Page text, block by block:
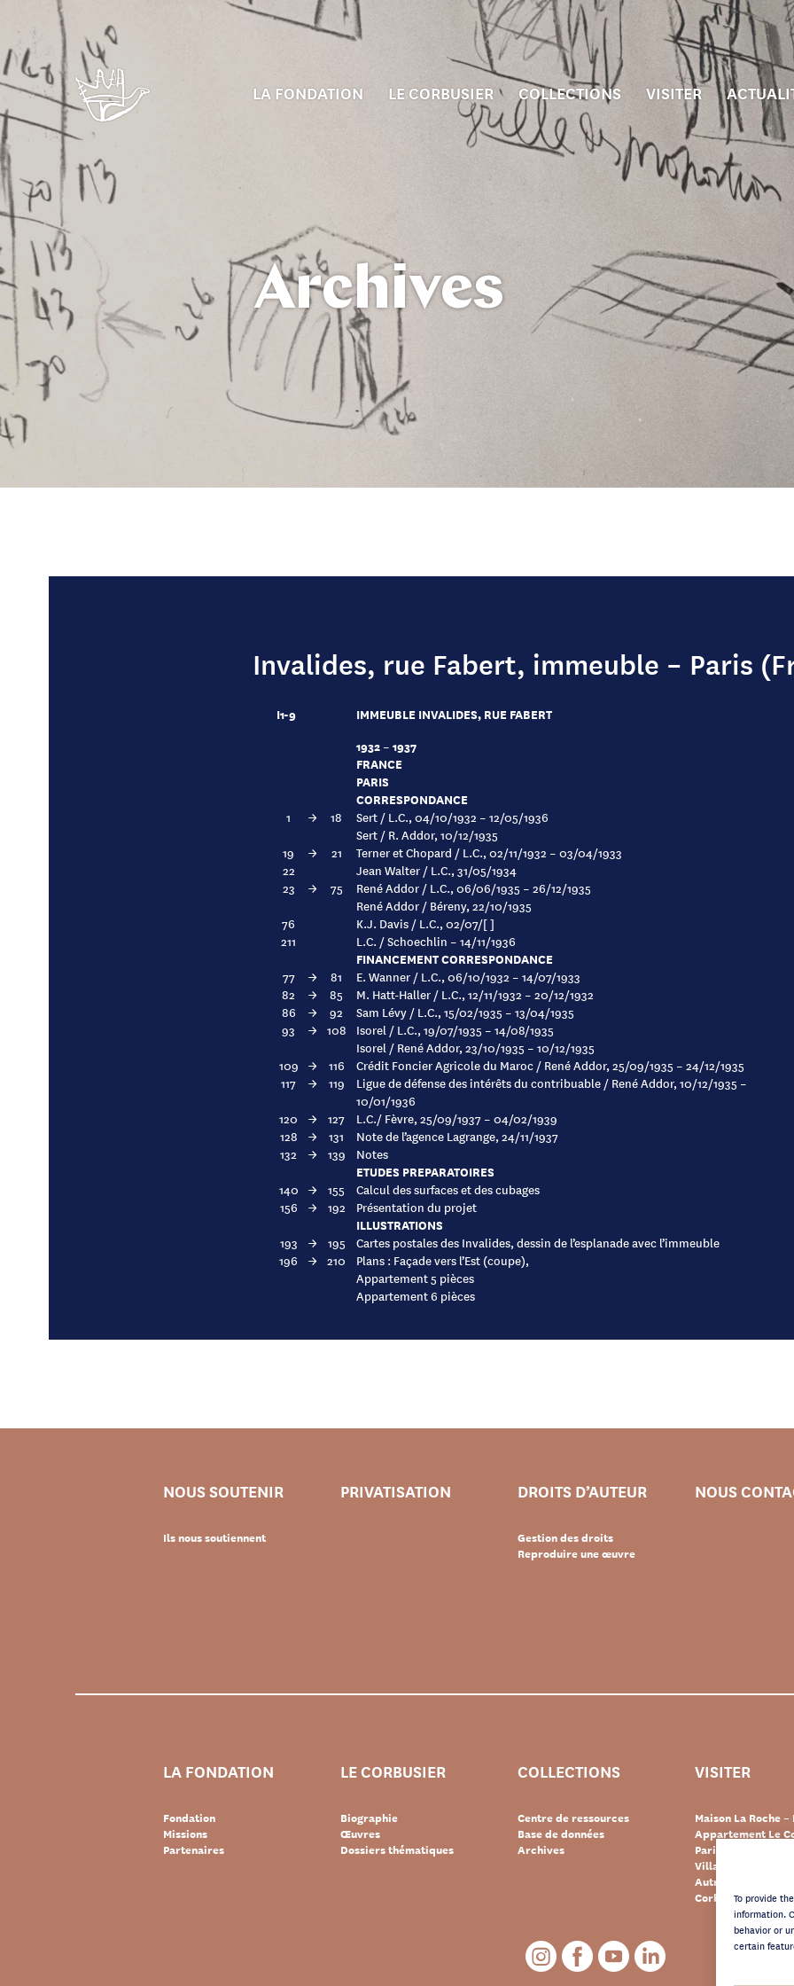
To provide
information.
behavior or
certain
LA FONDATION LE CORBUSIER COLLECTIONS VISITER
Archives
Invalides, rue Fabert, immeuble – Paris
I1-9
IMMEUBLE INVALIDES, RUE FABERT
1932 – 1937
FRANCE
PARIS
CORRESPONDANCE
1 → 18
Sert / L.C., 04/10/1932 – 12/05/1936
Sert / R. Addor, 10/12/1935
19
→ 21
Terner et Chopard / L.C., 02/11/1932 – 03/04/1933
22
Jean Walter / L.C., 31/05/1934
23
→ 75
René Addor / L.C., 06/06/1935 – 26/12/1935
René Addor / Béreny, 22/10/1935
76
K.J. Davis / L.C., 02/07/[ ]
211
L.C. / Schoechlin – 14/11/1936
FINANCEMENT CORRESPONDANCE
77 → 81
E. Wanner / L.C., 06/10/1932 – 14/07/1933
82
→ 85
M. Hatt-Haller / L.C., 12/11/1932 – 20/12/1932
86
→ 92
Sam Lévy / L.C., 15/02/1935 – 13/04/1935
93
→ 108
Isorel / L.C., 19/07/1935 – 14/08/1935
Isorel / René Addor, 23/10/1935 – 10/12/1935
109 → 116
Crédit Foncier Agricole du Maroc / René Addor, 25/09/1935 – 24/12/1935
117
→ 119
Ligue de défense des intérêts du contribuable / René Addor, 10/12/1935 –
10/01/1936
120
→ 127
L.C./ Fèvre, 25/09/1937 – 04/02/1939
128
→ 131
Note de l’agence Lagrange, 24/11/1937
132
→ 139 Notes
ETUDES PREPARATOIRES
140 → 155
Calcul des surfaces et des cubages
156
→ 192 Présentation du projet
ILLUSTRATIONS
193 → 195
Cartes postales des Invalides, dessin de l’esplanade avec l’immeuble
196
→ 210
Plans : Façade vers l’Est (coupe),
Appartement 5 pièces
Appartement 6 pièces
NOUS SOUTENIR
Ils nous soutiennent
PRIVATISATION DROITS D’AUTEUR
Gestion des droits
Reproduire une œuvre
NOUS
LA FONDATION
Fondation
Missions
Partenaires
LE CORBUSIER
Biographie
Œuvres
Dossiers thématiques
COLLECTIONS
Centre de ressources
Base de données
Archives
VISITER
Maison La Roche
Appartement Le
Paris
Villa « Le Lac » –
Autres
Corbusier